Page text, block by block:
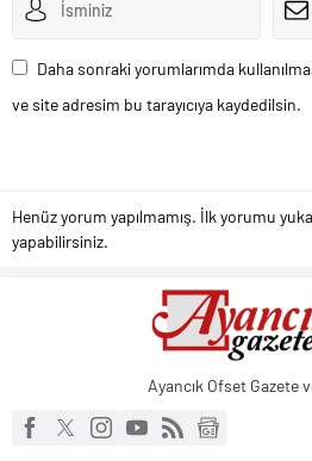
Daha sonraki yorumlarımda
ve site adresim bu tarayıcıya kaydedilsin.
Henüz yorum yapılmamış. İlk yorumu
yapabilirsiniz.
Ayancık Ofset Gazete